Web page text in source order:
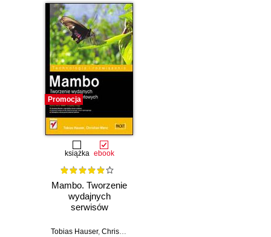
Promocja
książka ebook
Mambo. Tworzenie
wydajnych
serwisów
Tobias Hauser, Christian Wenz